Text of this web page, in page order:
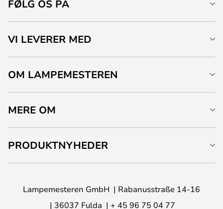
FØLG OS PÅ
VI LEVERER MED
OM LAMPEMESTEREN
MERE OM
PRODUKTNYHEDER
Lampemesteren GmbH
Rabanusstraße 14-16
36037 Fulda
+ 45 96 75 04 77